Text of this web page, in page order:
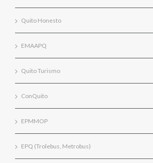
Quito Honesto
EMAAPQ
Quito Turismo
ConQuito
EPMMOP
EPQ (Trolebus, Metrobus)